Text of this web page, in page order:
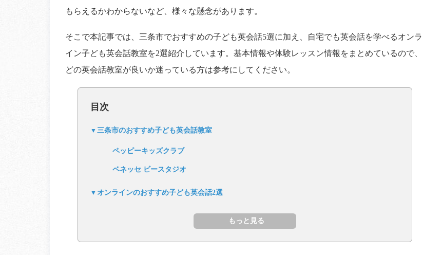
もらえるかわからないなど、様々な懸念があります。
そこで本記事では、三条市でおすすめの子ども英会話5選に加え、自宅でも英会話を学べるオンラ
イン子ども英会話教室を2選紹介しています。基本情報や体験レッスン情報をまとめているので、
どの英会話教室が良いか迷っている方は参考にしてください。
目次
三条市のおすすめ子ども英会話教室
ペッピーキッズクラブ
ベネッセ ビースタジオ
オンラインのおすすめ子ども英会話2選